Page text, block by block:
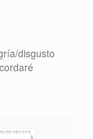
disgusto